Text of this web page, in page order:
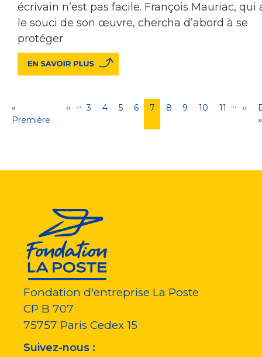
écrivain n’est pas facile. François Mauriac, qui
le souci de son œuvre, chercha d’abord à se
protéger
Pagination
Première
page
«
Première
Page
‹‹ … Page
3 Page
4 Page
5 Page
6
Page
7 Page
8 Page
9 Page
10 Page
11 … ››
»
Fondation d'entreprise La Poste
CP B 707
75757 Paris Cedex 15
Suivez-nous :